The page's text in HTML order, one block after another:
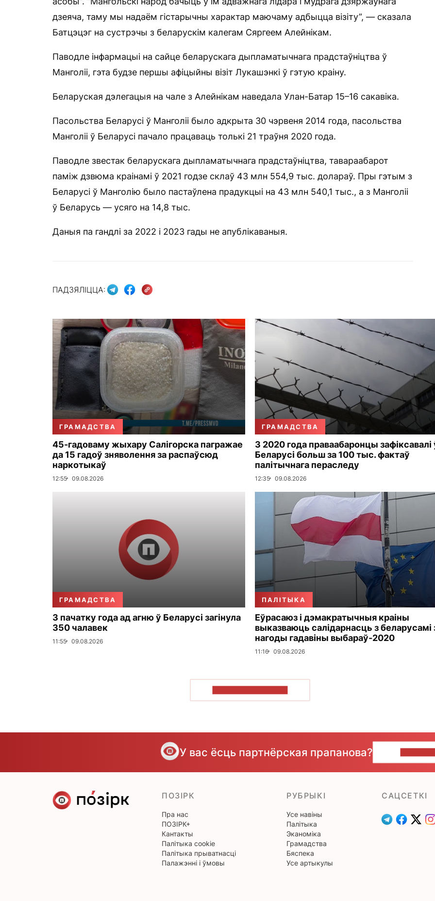
дзеяча, таму мы надаём гістарычны характар маючаму адбыцца візіту”, — сказала
Батцэцэг на сустрэчы з беларускім калегам Сяргеем Алейнікам.
Паводле інфармацыі на сайце беларускага дыпламатычнага прадстаўніцтва ў
Манголіі, гэта будзе першы афіцыйны візіт Лукашэнкі ў гэтую краіну.
Беларуская дэлегацыя на чале з Алейнікам наведала Улан-Батар 15–16 сакавіка.
Пасольства Беларусі ў Манголіі было адкрыта 30 чэрвеня 2014 года, пасольства
Манголіі ў Беларусі пачало працаваць толькі 21 траўня 2020 года.
Паводле звестак беларускага дыпламатычнага прадстаўніцтва, тавараабарот
паміж дзвюма краінамі ў 2021 годзе склаў 43 млн 554,9 тыс. долараў. Пры гэтым з
Беларусі ў Манголію было пастаўлена прадукцыі на 43 млн 540,1 тыс., а з Манголіі
ў Беларусь — усяго на 14,8 тыс.
Даныя па гандлі за 2022 і 2023 гады не апублікаваныя.
ПАДЗЯЛІЦЦА:
ГРАМАДСТВА
45-гадоваму жыхару Салігорска пагражае
да 15 гадоў зняволення за распаўсюд
наркотыкаў
12:55 09.08.2026
ГРАМАДСТВА
З 2020 года праваабаронцы зафіксавалі
Беларусі больш за 100 тыс. фактаў
палітычнага пераследу
12:35 09.08.2026
ГРАМАДСТВА
З пачатку года ад агню ў Беларусі загінула
350 чалавек
11:55 09.08.2026
ПАЛІТЫКА
Еўрасаюз і дэмакратычныя краіны
выказваюць салідарнасць з беларусамі
нагоды гадавіны выбараў-2020
11:16 09.08.2026
У вас ёсць партнёрская прапанова?
ПОЗІРК
Пра нас
ПОЗІРК+
Кантакты
Палітыка cookie
Палітыка прыватнасці
Палажэнні і ўмовы
РУБРЫКІ
Усе навіны
Палітыка
Эканоміка
Грамадства
Бяспека
Усе артыкулы
САЦСЕТКІ